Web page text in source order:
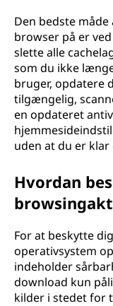
Den bedste
browser på er
slette alle
som du ikke
bruger, opdatere
tilgængelig,
en opdateret
uden at du er
Hvordan
For at beskytte
operativsystem
indeholder
download kun
kilder i stedet for